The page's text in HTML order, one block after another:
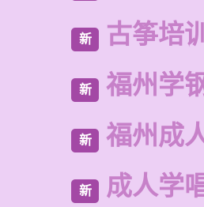
新 古筝培
新 福州学
新 福州成
新 成人学